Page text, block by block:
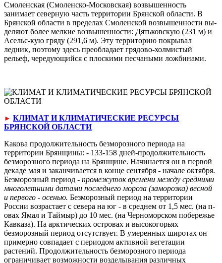
Смоленская (Смоленско-Московская) возвышенность
занимает северную часть территории Брянской области. В
Брянской области в пределах Смоленской возвышенности вы­
деляют более мелкие возвышенности: Дятьковскую (231 м) и
Асельс-кую гряду (291,6 м). Эту территорию покрывал
ледник, поэтому здесь преобладает грядово-холмистый
рельеф, чередующийся с плоскими песчаными ложбинами.
► КЛИМАТ И КЛИМАТИЧЕСКИЕ РЕСУРСЫ
БРЯНСКОЙ ОБЛАСТИ
Какова продолжительность безморозного пери­ода на
территории Брянщины: - 133-158 дней-продолжительность
безморозного периода на Брянщине. Начинается он в первой
декаде мая и заканчивается в конце сен­тября - начале октября.
Безморозный период -промежуток времени между средними
много­летними датами последнего мороза (заморозка) весной
и первого - осенью.Безморозный период на территории
России возрастает с севера на юг - в среднем от 1,5 мес. (на п-
овах Ямал и Таймыр) до 10 мес. (на Черноморском побережье
Кавказа). На арктических островах и высокогорьях
безморозный период отсутствует. В умеренных широтах он
примерно совпадает с перио­дом активной вегетации
растений. Продолжительность безморозного перио­да
ограничивает возможности возделывания различных